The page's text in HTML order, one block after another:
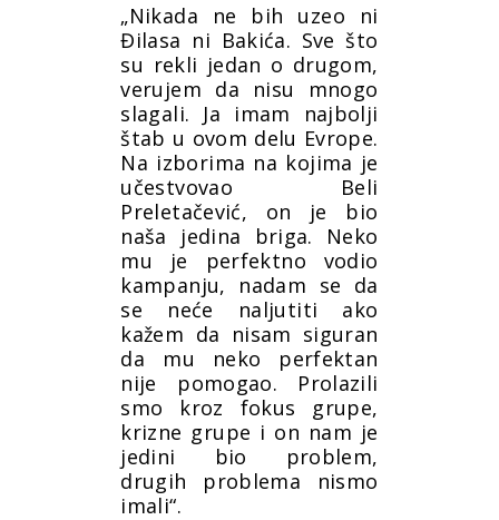
„Nikada ne bih uzeo ni
Đilasa ni Bakića. Sve što
su rekli jedan o drugom,
verujem da nisu mnogo
slagali. Ja imam najbolji
štab u ovom delu Evrope.
Na izborima na kojima je
učestvovao Beli
Preletačević, on je bio
naša jedina briga. Neko
mu je perfektno vodio
kampanju, nadam se da
se neće naljutiti ako
kažem da nisam siguran
da mu neko perfektan
nije pomogao. Prolazili
smo kroz fokus grupe,
krizne grupe i on nam je
jedini bio problem,
drugih problema nismo
imali“.